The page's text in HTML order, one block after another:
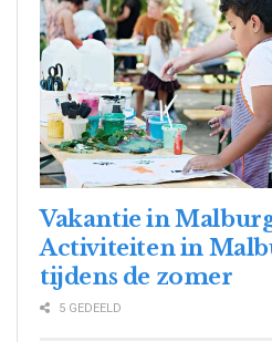
Vakantie in
Activiteiten in
tijdens de zomer
5 GEDEELD